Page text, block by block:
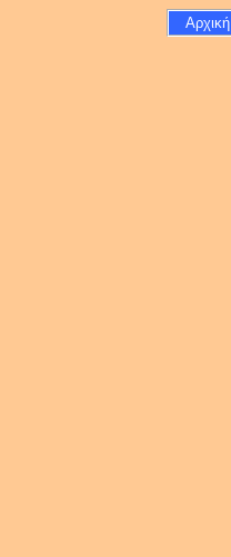
Αρχική